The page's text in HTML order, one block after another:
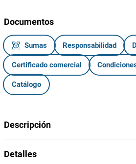
Documentos
Sumas Responsabilidad
Certificado comercial
Catálogo
Descripción
Detalles